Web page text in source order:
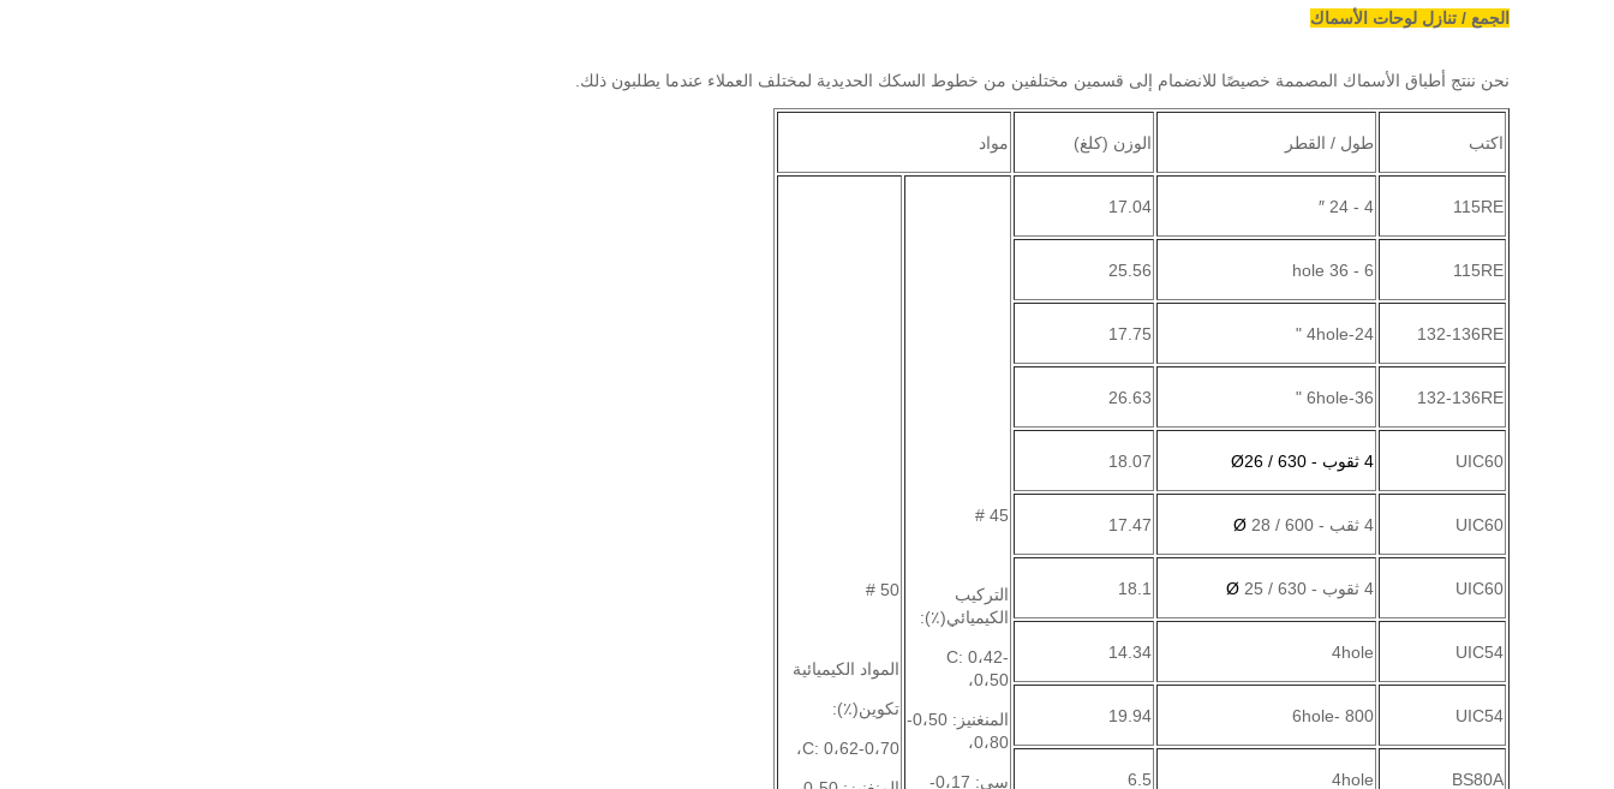
الجمع / تنازل لوحات الأسماك
نحن ننتج أطباق الأسماك المصممة خصيصًا للانضمام إلى قسمين مختلفين من خطوط السكك الحديدية لمختلف العملاء عندما يطلبون ذلك.
اكتب طول / القطر الوزن (كلغ) مواد
115RE
4 - 24 ″
17.04
45 #
التركيب
الكيميائي(٪):
C: 0،42-
0،50،
المنغنيز: 0،50-
0،80،
سي: 0،17-
50 #
المواد الكيميائية
تكوين(٪):
C: 0،62-0،70،
115RE
6 - 36 hole
25.56
132-136RE
4hole-24 "
17.75
132-136RE
6hole-36 "
26.63
UIC60 4 ثقوب - 630 / Ø26 18.07
UIC60 4 ثقب - 600 / Ø 28
17.47
UIC60 4 ثقوب - 630 / Ø 25
18.1
UIC54
4hole
14.34
UIC54
6hole- 800
19.94
BS80A
4hole
6.5